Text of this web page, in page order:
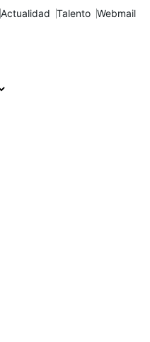
Actualidad Talento Webmail